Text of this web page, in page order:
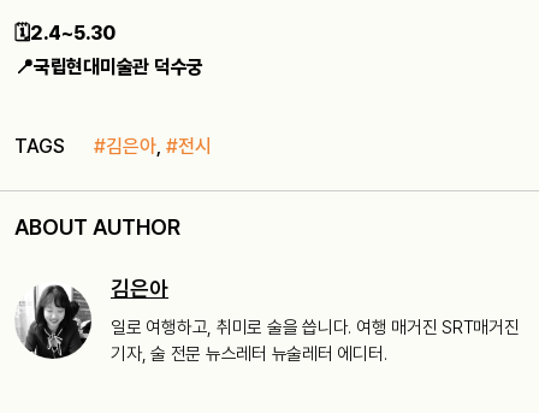
🗓2.4~5.30
📍국립현대미술관 덕수궁
TAGS #김은아 #전시
ABOUT AUTHOR
김은아
일로 여행하고, 취미로 술을 씁니다. 여행 매거진 SRT매거진
기자, 술 전문 뉴스레터 뉴술레터 에디터.